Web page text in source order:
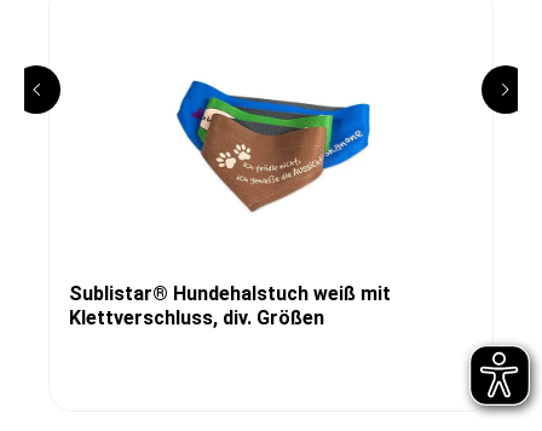
Sublistar® Hundehalstuch weiß mit
Klettverschluss, div. Größen